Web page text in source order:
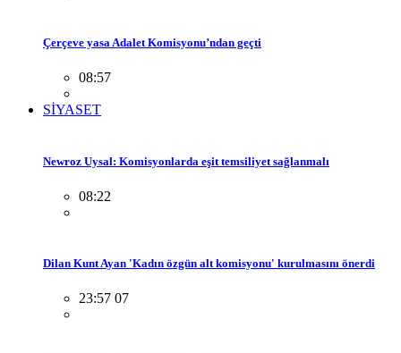
Çerçeve yasa Adalet Komisyonu’ndan geçti
08:57
SİYASET
Newroz Uysal: Komisyonlarda eşit temsiliyet sağlanmalı
08:22
Dilan Kunt Ayan 'Kadın özgün alt komisyonu' kurulmasını önerdi
23:57 07